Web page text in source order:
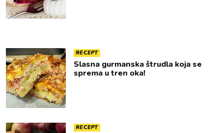
RECEPT
Slasna gurmanska štrudla koja se
sprema u tren oka!
RECEPT